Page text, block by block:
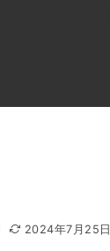
2024年7月25日